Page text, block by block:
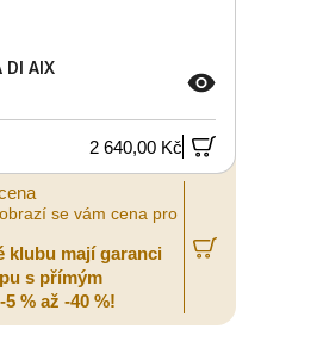
DI AIX
2 640,00 Kč
se vám cena pro
klubu mají garanci
s přímým
% až -40 %!